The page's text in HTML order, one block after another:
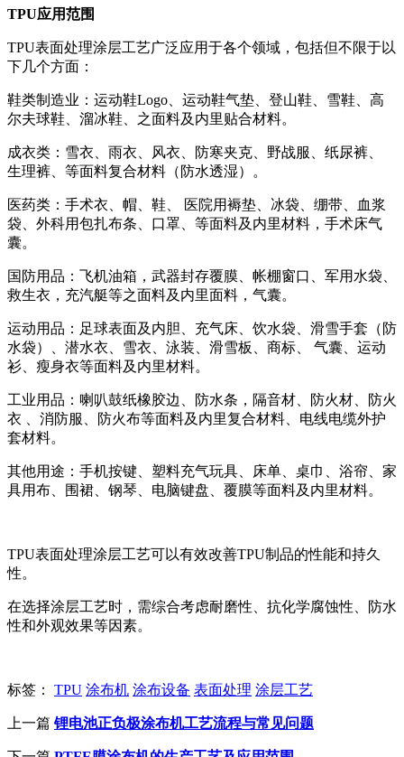
TPU应用范围
TPU表面处理涂层工艺广泛应用于各个领域，包括但不限于以
下几个方面：
鞋类制造业：运动鞋Logo、运动鞋气垫、登山鞋、雪鞋、高
尔夫球鞋、溜冰鞋、之面料及内里贴合材料。
成衣类：雪衣、雨衣、风衣、防寒夹克、野战服、纸尿裤、
生理裤、等面料复合材料（防水透湿）。
医药类：手术衣、帽、鞋、 医院用褥垫、冰袋、绷带、血浆
袋、外科用包扎布条、口罩、等面料及内里材料，手术床气
囊。
国防用品：飞机油箱，武器封存覆膜、帐棚窗口、军用水袋、
救生衣，充汽艇等之面料及内里面料，气囊。
运动用品：足球表面及内胆、充气床、饮水袋、滑雪手套（防
水袋）、潜水衣、雪衣、泳装、滑雪板、商标、 气囊、运动
衫、瘦身衣等面料及内里材料。
工业用品：喇叭鼓纸橡胶边、防水条，隔音材、防火材、防火
衣 、消防服、防火布等面料及内里复合材料、电线电缆外护
套材料。
其他用途：手机按键、塑料充气玩具、床单、桌巾、浴帘、家
具用布、围裙、钢琴、电脑键盘、覆膜等面料及内里材料。
TPU表面处理涂层工艺可以有效改善TPU制品的性能和持久
性。
在选择涂层工艺时，需综合考虑耐磨性、抗化学腐蚀性、防水
性和外观效果等因素。
标签： TPU 涂布机 涂布设备 表面处理 涂层工艺
上一篇 锂电池正负极涂布机工艺流程与常见问题